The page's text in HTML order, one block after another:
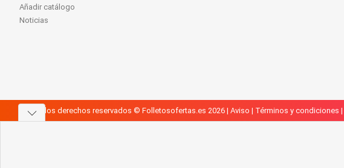
Añadir catálogo
Noticias
Todos los derechos reservados © Folletosofertas.es 2026 | Aviso | Términos y condiciones |